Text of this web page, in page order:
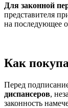
Для законной
представителя
на последующее
Как
Перед
диспансеров,
законность